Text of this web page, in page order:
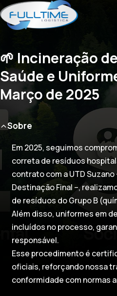
🌱 Incineração
Saúde e
Março de 2025
Sobre
Em 2025, seguimos
correta de resíduos
contrato com a UTD
Destinação Final –,
de resíduos do Grupo B
Além disso, uniformes em
incluídos no processo,
responsável.
Esse procedimento é
oficiais, reforçando nossa
conformidade com normas